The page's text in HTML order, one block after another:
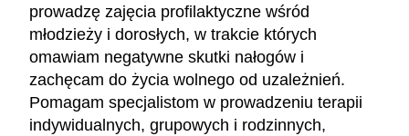
prowadzę zajęcia profilaktyczne wśród
młodzieży i dorosłych, w trakcie których
omawiam negatywne skutki nałogów i
zachęcam do życia wolnego od uzależnień.
Pomagam specjalistom w prowadzeniu terapii
indywidualnych, grupowych i rodzinnych,